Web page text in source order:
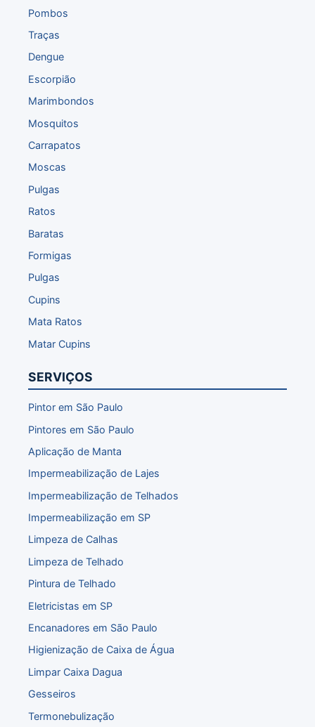
Pombos
Traças
Dengue
Escorpião
Marimbondos
Mosquitos
Carrapatos
Moscas
Pulgas
Ratos
Baratas
Formigas
Pulgas
Cupins
Mata Ratos
Matar Cupins
SERVIÇOS
Pintor em São Paulo
Pintores em São Paulo
Aplicação de Manta
Impermeabilização de Lajes
Impermeabilização de Telhados
Impermeabilização em SP
Limpeza de Calhas
Limpeza de Telhado
Pintura de Telhado
Eletricistas em SP
Encanadores em São Paulo
Higienização de Caixa de Água
Limpar Caixa Dagua
Gesseiros
Termonebulização